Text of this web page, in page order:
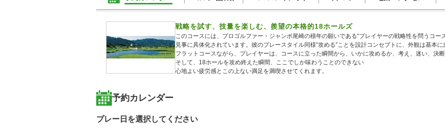
戦略を試す、技量を楽しむ、羨望の本格的18ホールズ
このコースには、プロゴルファー・ジャンボ尾崎の積年の願いである“プレイヤーの戦略性を問うコー
見事に具体化されています。彼のプレースタイル同様“攻める”ことを設計コンセプトに、外観は基本に
フラットコースながら、プレイヤーは、コースに立った瞬間から、いかに攻めるか、考え、迷い、決断
そして、18ホールを攻め終えた瞬間、ここでしか味わうことのできない
心地よい疲労感とこの上ない満足を満喫させてくれます。
予約カレンダー
プレー日を選択してください